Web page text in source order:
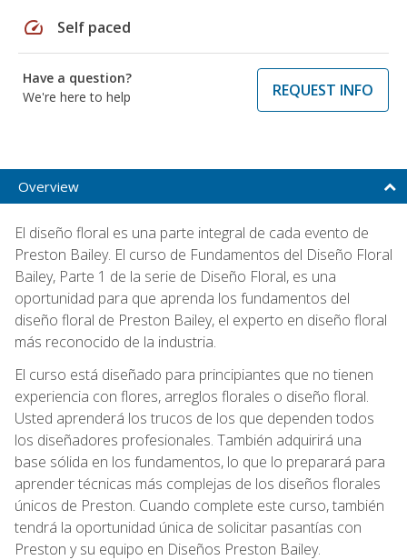
speed Self paced
Have a question?
We're here to help
REQUEST INFO
Overview
El diseño floral es una parte integral de cada evento de
Preston Bailey. El curso de Fundamentos del Diseño Floral
Bailey, Parte 1 de la serie de Diseño Floral, es una
oportunidad para que aprenda los fundamentos del
diseño floral de Preston Bailey, el experto en diseño floral
más reconocido de la industria.
El curso está diseñado para principiantes que no tienen
experiencia con flores, arreglos florales o diseño floral.
Usted aprenderá los trucos de los que dependen todos
los diseñadores profesionales. También adquirirá una
base sólida en los fundamentos, lo que lo preparará para
aprender técnicas más complejas de los diseños florales
únicos de Preston. Cuando complete este curso, también
tendrá la oportunidad única de solicitar pasantías con
Preston y su equipo en Diseños Preston Bailey.